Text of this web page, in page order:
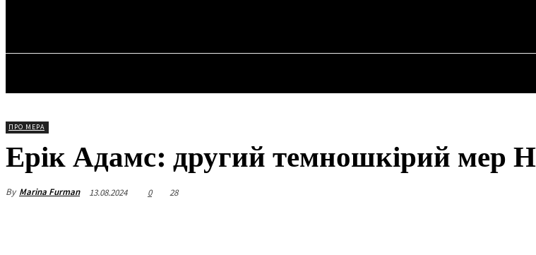
ПРО МЕРА
Ерік Адамс: другий темношкірий мер
By Marina Furman 13.08.2024 0 28